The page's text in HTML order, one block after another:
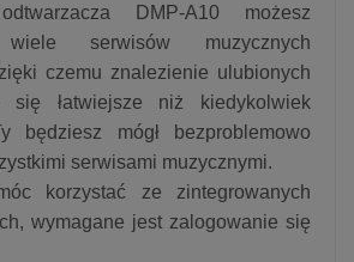
DMP-A10 możesz
wiele serwisów muzycznych
czemu znalezienie ulubionych
się łatwiejsze niż kiedykolwiek
będziesz mógł bezproblemowo
serwisami muzycznymi.
korzystać ze zintegrowanych
wymagane jest zalogowanie się